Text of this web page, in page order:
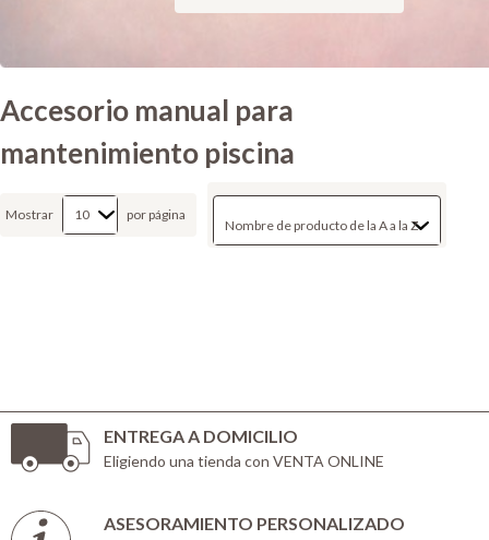
Accesorio manual para
mantenimiento piscina
Mostrar por página
ENTREGA A DOMICILIO
Eligiendo una tienda con VENTA ONLINE
ASESORAMIENTO PERSONALIZADO